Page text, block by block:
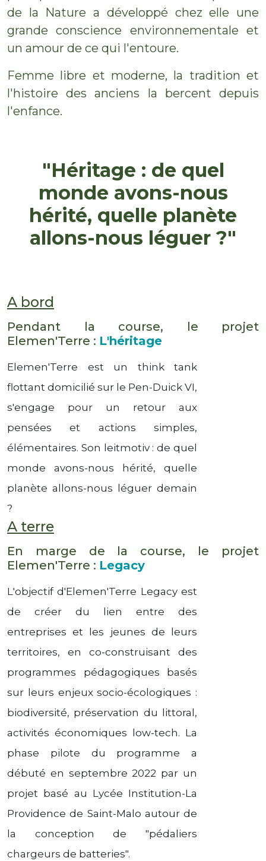
de la Nature a développé chez elle une
grande conscience environnementale et
un amour de ce qui l'entoure.
Femme libre et moderne, la tradition et
l'histoire des anciens la bercent depuis
l'enfance.
"Héritage : de quel
monde avons-nous
hérité, quelle planète
allons-nous léguer ?"
A bord
Pendant la course, le projet
Elemen'Terre : L'héritage
Elemen'Terre est un think tank
flottant domicilié sur le Pen-Duick VI,
s'engage pour un retour aux
pensées et actions simples,
élémentaires. Son leitmotiv : de quel
monde avons-nous hérité, quelle
planète allons-nous léguer demain
?
A terre
En marge de la course, le projet
Elemen'Terre : Legacy
L'objectif d'Elemen'Terre Legacy est
de créer du lien entre des
entreprises et les jeunes de leurs
territoires, en co-construisant des
programmes pédagogiques basés
sur leurs enjeux socio-écologiques :
biodiversité, préservation du littoral,
activités économiques low-tech. La
phase pilote du programme a
débuté en septembre 2022 par un
projet basé au Lycée Institution-La
Providence de Saint-Malo autour de
la conception de "pédaliers
chargeurs de batteries".